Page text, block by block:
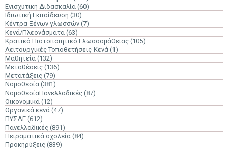
Ενισχυτική Διδασκαλία (60)
Ιδιωτική Εκπαίδευση (30)
Κέντρα Ξένων γλωσσών (7)
Κενά/Πλεονάσματα (63)
Κρατικό Πιστοποιητικό Γλωσσομάθειας (105)
Λειτουργικές Τοποθετήσεις-Κενά (1)
Μαθητεία (132)
Μεταθέσεις (136)
Μετατάξεις (79)
Νομοθεσία (381)
ΝομοθεσίαΠανελλαδικές (87)
Οικονομικά (12)
Οργανικά κενά (47)
ΠΥΣΔΕ (612)
Πανελλαδικές (891)
Πειραματικά σχολεία (84)
Προκηρύξεις (839)